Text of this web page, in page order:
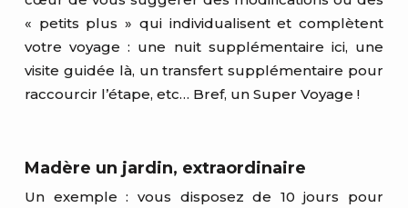
« petits plus » qui individualisent et complètent
votre voyage : une nuit supplémentaire ici, une
visite guidée là, un transfert supplémentaire pour
raccourcir l’étape, etc… Bref, un Super Voyage !
Madère un jardin, extraordinaire
Un exemple : vous disposez de 10 jours pour